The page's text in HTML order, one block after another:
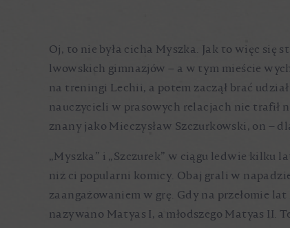
Oj, to nie była cicha Myszka. Jak to więc się
lwowskich gimnazjów – a w tym mieście
na treningi Lechii, a potem zaczął brać
nauczycieli w prasowych relacjach nie trafił
znany jako Mieczysław Szczurkowski, on –
„Myszka” i „Szczurek” w ciągu ledwie kilku
niż ci popularni komicy. Obaj grali w
zaangażowaniem w grę. Gdy na przełomie
nazywano Matyas I, a młodszego Matyas II.